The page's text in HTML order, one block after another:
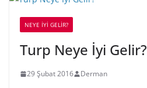
NEYE İYİ GELİR?
Turp Neye İyi Gelir?
29 Şubat 2016 Derman